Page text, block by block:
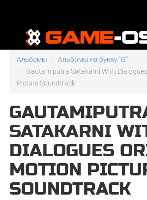
Альбомы
Альбомы на букву "G"
Gautamiputra Satakarni With
Picture Soundtrack
SATAKARNI
DIALOGUES
MOTION
SOUNDTRACK